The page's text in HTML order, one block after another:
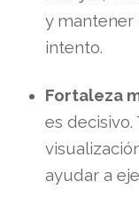
y mantener
intento.
Fortaleza
es decisivo.
ayudar a